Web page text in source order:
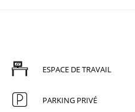
ESPACE DE TRAVAIL
PARKING PRIVÉ